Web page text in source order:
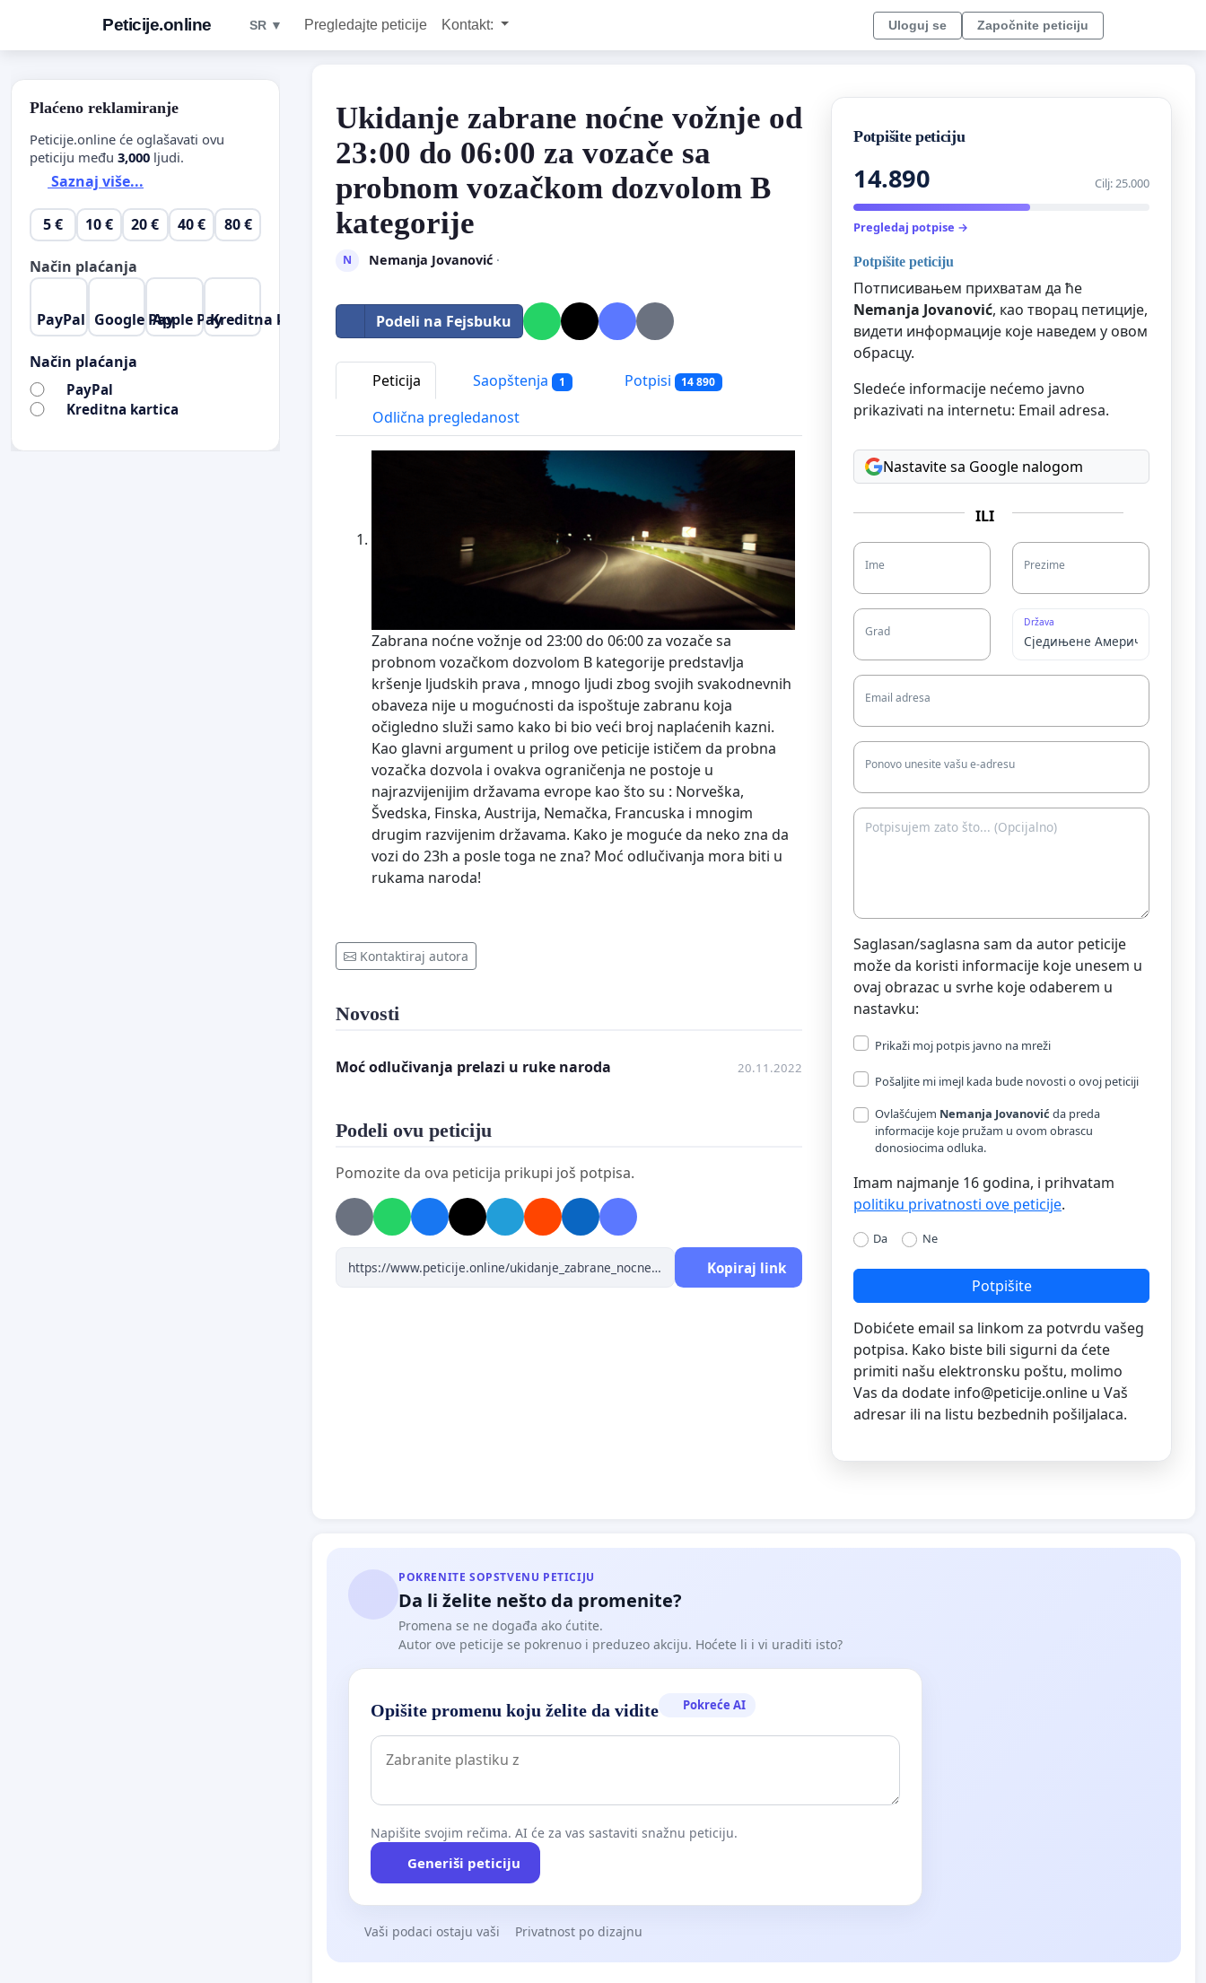
Peticije.online SR ▼ Pregledajte peticije Kontakt: Uloguj se Započnite peticiju
Ukidanje zabrane noćne vožnje od
23:00 do 06:00 za vozače sa
probnom vozačkom dozvolom B
kategorije
N Nemanja Jovanović·
Podeli na Fejsbuku
Peticija Saopštenja 1 Potpisi 14 890
Odlična pregledanost
Zabrana noćne vožnje od 23:00 do 06:00 za vozače sa
probnom vozačkom dozvolom B kategorije predstavlja
kršenje ljudskih prava , mnogo ljudi zbog svojih svakodnevnih
obaveza nije u mogućnosti da ispoštuje zabranu koja
očigledno služi samo kako bi bio veći broj naplaćenih kazni.
Kao glavni argument u prilog ove peticije ističem da probna
vozačka dozvola i ovakva ograničenja ne postoje u
najrazvijenijim državama evrope kao što su : Norveška,
Švedska, Finska, Austrija, Nemačka, Francuska i mnogim
drugim razvijenim državama. Kako je moguće da neko zna da
vozi do 23h a posle toga ne zna? Moć odlučivanja mora biti u
rukama naroda!
Kontaktiraj autora
Novosti
Moć odlučivanja prelazi u ruke naroda 20.11.2022
Podeli ovu peticiju
Pomozite da ova peticija prikupi još potpisa.
Kopiraj link
Potpišite peticiju
14.890 Cilj: 25.000
Pregledaj potpise →
Potpišite peticiju
Потписивањем прихватам да ће
Nemanja Jovanović, као творац петиције,
видети информације које наведем у овом
обрасцу.
Sledeće informacije nećemo javno
prikazivati na internetu: Email adresa.
Nastavite sa Google nalogom
ILI
Ime Prezime
Grad
Država
Email adresa
Ponovo unesite vašu e-adresu
Saglasan/saglasna sam da autor peticije
može da koristi informacije koje unesem u
ovaj obrazac u svrhe koje odaberem u
nastavku:
Prikaži moj potpis javno na mreži
Pošaljite mi imejl kada bude novosti o ovoj peticiji
Ovlašćujem Nemanja Jovanović da preda
informacije koje pružam u ovom obrascu
donosiocima odluka.
Imam najmanje 16 godina, i prihvatam
politiku privatnosti ove peticije.
Da Ne
Potpišite
Dobićete email sa linkom za potvrdu vašeg
potpisa. Kako biste bili sigurni da ćete
primiti našu elektronsku poštu, molimo
Vas da dodate info@peticije.online u Vaš
adresar ili na listu bezbednih pošiljalaca.
POKRENITE SOPSTVENU PETICIJU
Da li želite nešto da promenite?
Promena se ne događa ako ćutite.
Autor ove peticije se pokrenuo i preduzeo akciju. Hoćete li i vi uraditi isto?
Opišite promenu koju želite da vidite Pokreće AI
Napišite svojim rečima. AI će za vas sastaviti snažnu peticiju.
Generiši peticiju
Vaši podaci ostaju vaši Privatnost po dizajnu
Plaćeno reklamiranje
Peticije.online će oglašavati ovu
peticiju među 3,000 ljudi.
Saznaj više...
5 € 10 € 20 € 40 € 80 €
Način plaćanja
PayPal Google PayApple PayKreditna kartica
Način plaćanja
PayPal
Kreditna kartica